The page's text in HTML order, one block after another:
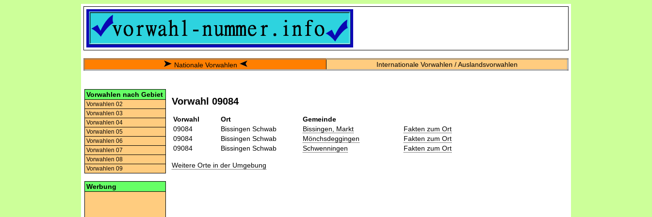
Nationale Vorwahlen Internationale Vorwahlen / Auslandsvorwahlen
Vorwahlen nach Gebiet
Vorwahlen 02
Vorwahlen 03
Vorwahlen 04
Vorwahlen 05
Vorwahlen 06
Vorwahlen 07
Vorwahlen 08
Vorwahlen 09
Werbung
Vorwahl 09084
Vorwahl Ort
Gemeinde
09084
Bissingen Schwab Bissingen, Markt
Fakten zum Ort
09084
Bissingen Schwab Mönchsdeggingen
Fakten zum Ort
09084
Bissingen Schwab Schwenningen Fakten zum Ort
Weitere Orte in der Umgebung